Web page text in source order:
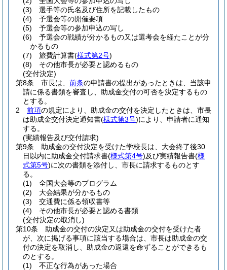
(3)
選手等の氏名及び住所を記載したもの
(4)
予選会等の開催要項
(5)
予選会等の参加申込の写し
(6)
予選会の戦績が分かるもの又は選考会を経たことが分
かるもの
(7)
旅費計算書(様式第2号)
(8)
その他市長が必要と認めるもの
(交付決定)
第8条
市長は、 前条の申請書の提出があったときは、当該申
請に係る書類を審査し、助成金交付の可否を決定するもの
とする。
2
前項の規定により、助成金の交付を決定したときは、市長
は助成金交付決定通知書(様式第3号)により、申請者に通知
する。
(実績報告及び交付請求)
第9条
助成金の交付決定を受けた学校長は、大会終了後30
日以内に助成金交付請求書(様式第4号)及び実績報告書(様
式第5号)に次の書類を添付し、市長に請求するものとす
る。
(1)
全国大会等のプログラム
(2)
大会結果が分かるもの
(3)
交通費に係る領収書等
(4)
その他市長が必要と認める書類
(交付決定の取消し)
第10条
助成金の交付の決定又は助成金の交付を受けた者
が、次に掲げる事項に該当する場合は、市長は助成金の交
付の決定を取消し、助成金の返還を命ずることができるも
のとする。
(1)
不正な行為があった場合